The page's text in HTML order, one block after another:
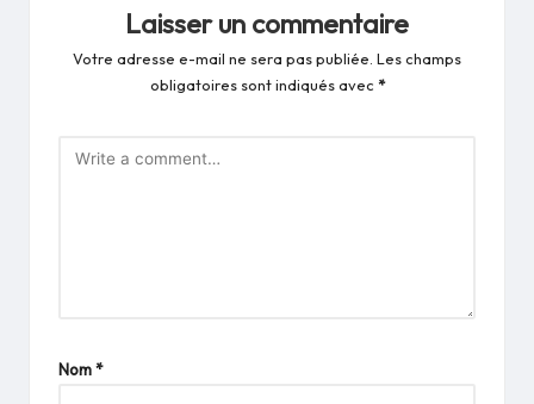
Laisser un commentaire
Votre adresse e-mail ne sera pas publiée. Les champs
obligatoires sont indiqués avec *
Nom*